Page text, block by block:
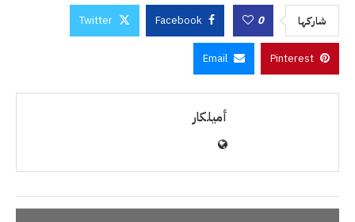
شاركها 0
Facebook
Twitter
Pinterest
Email
أميلكار